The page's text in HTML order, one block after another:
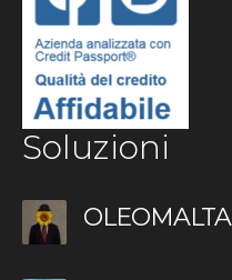
Soluzioni
OLEOMALTA